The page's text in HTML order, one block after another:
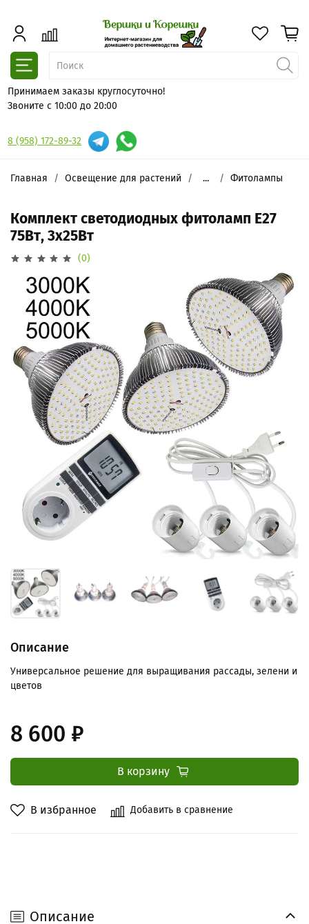
Принимаем заказы круглосуточно!
Звоните с 10:00 до 20:00
8 (958) 172-89-32
Главная Освещение для растений ... Фитолампы
Комплект светодиодных фитоламп Е27
75Вт, 3х25Вт
(0)
В избранное Добавить в сравнение
Описание
Универсальное решение для выращивания рассады, зелени и
цветов
8 600 ₽
В корзину
Описание